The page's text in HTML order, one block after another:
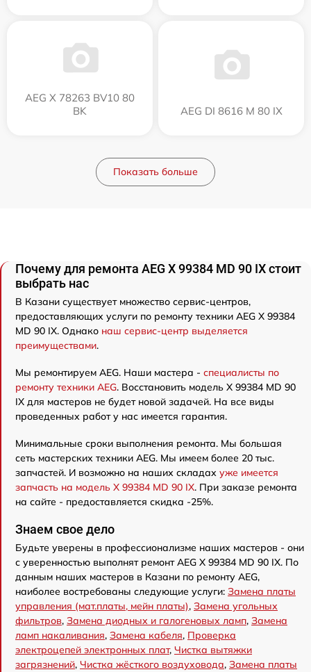
AEG X 78263 BV10 80
BK
AEG DI 8616 M 80 IX
Показать больше
Почему для ремонта AEG X 99384 MD 90 IX стоит
выбрать нас
В Казани существует множество сервис-центров,
предоставляющих услуги по ремонту техники AEG X 99384
MD 90 IX. Однако наш сервис-центр выделяется
преимуществами.
Мы ремонтируем AEG. Наши мастера - специалисты по
ремонту техники AEG. Восстановить модель X 99384 MD 90
IX для мастеров не будет новой задачей. На все виды
проведенных работ у нас имеется гарантия.
Минимальные сроки выполнения ремонта. Мы большая
сеть мастерских техники AEG. Мы имеем более 20 тыс.
запчастей. И возможно на наших складах уже имеется
запчасть на модель X 99384 MD 90 IX. При заказе ремонта
на сайте - предоставляется скидка -25%.
Знаем свое дело
Будьте уверены в профессионализме наших мастеров - они
с уверенностью выполнят ремонт AEG X 99384 MD 90 IX. По
данным наших мастеров в Казани по ремонту AEG,
наиболее востребованы следующие услуги: Замена платы
управления (мат.платы, мейн платы), Замена угольных
фильтров, Замена диодных и галогеновых ламп, Замена
ламп накаливания, Замена кабеля, Проверка
электроцепей электронных плат, Чистка вытяжки
загрязнений, Чистка жёсткого воздуховода, Замена платы